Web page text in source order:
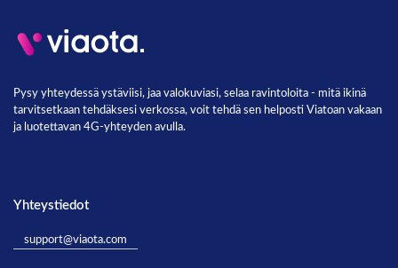
Pysy yhteydessä ystäviisi, jaa valokuviasi, selaa ravintoloita - mitä ikinä
tarvitsetkaan tehdäksesi verkossa, voit tehdä sen helposti Viatoan vakaan
ja luotettavan 4G-yhteyden avulla.
Yhteystiedot
support@viaota.com